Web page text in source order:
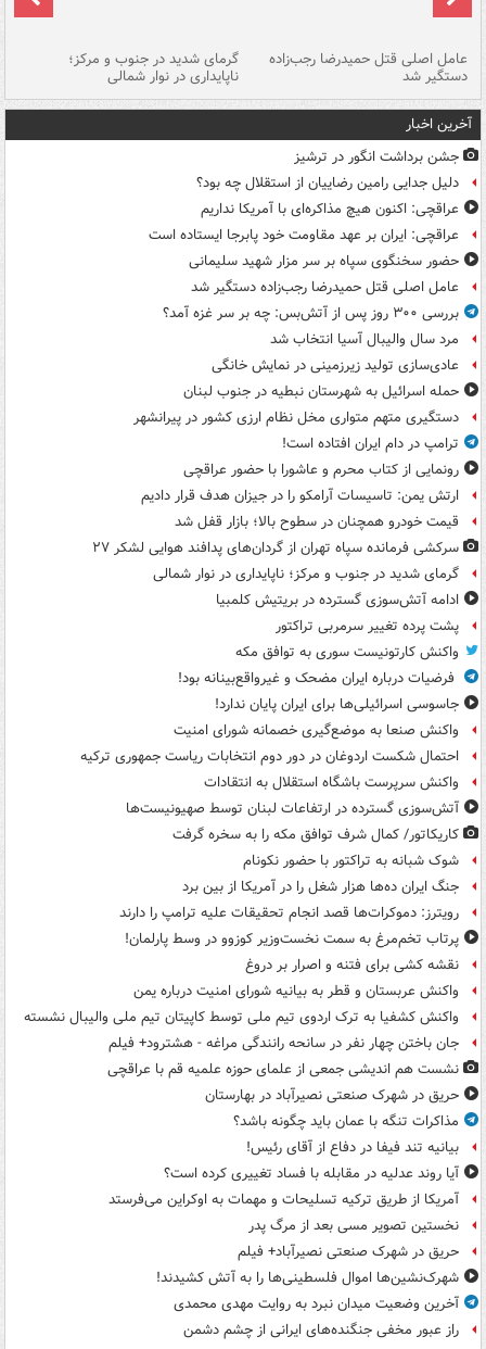
عامل اصلی قتل حمیدرضا رجب‌زاده
دستگیر شد
گرمای شدید در جنوب و مرکز؛
ناپایداری در نوار شمالی
آخرین اخبار
جشن برداشت انگور در ترشیز
دلیل جدایی رامین رضاییان از استقلال چه بود؟
عراقچی: اکنون هیچ مذاکره‌ای با آمریکا نداریم
عراقچی: ایران بر عهد مقاومت خود پابرجا ایستاده است
حضور سخنگوی سپاه بر سر مزار شهید سلیمانی
عامل اصلی قتل حمیدرضا رجب‌زاده دستگیر شد
بررسی ۳۰۰ روز پس از آتش‌بس: چه بر سر غزه آمد؟
مرد سال والیبال آسیا انتخاب شد
عادی‌سازی تولید زیرزمینی در نمایش خانگی
حمله اسرائیل به شهرستان نبطیه در جنوب لبنان
دستگیری متهم متواری مخل نظام ارزی کشور در پیرانشهر
ترامپ در دام ایران افتاده است!
رونمایی از کتاب محرم و عاشورا با حضور عراقچی
ارتش یمن: تاسیسات آرامکو را در جیزان هدف قرار دادیم
قیمت خودرو همچنان در سطوح بالا؛ بازار قفل شد
سرکشی فرمانده سپاه تهران از گردان‌های پدافند هوایی لشکر ۲۷
گرمای شدید در جنوب و مرکز؛ ناپایداری در نوار شمالی
ادامه آتش‌سوزی گسترده در بریتیش کلمبیا
پشت پرده تغییر سرمربی تراکتور
واکنش کارتونیست سوری به توافق مکه
فرضیات درباره ایران مضحک و غیرواقع‌بینانه بود!
جاسوسی اسرائیلی‌ها برای ایران پایان ندارد!
واکنش صنعا به موضع‌گیری خصمانه شورای امنیت
احتمال شکست اردوغان در دور دوم انتخابات ریاست جمهوری ترکیه
واکنش سرپرست باشگاه استقلال به انتقادات
آتش‌سوزی گسترده در ارتفاعات لبنان توسط صهیونیست‌ها
کاریکاتور/ کمال شرف توافق مکه را به سخره گرفت
شوک شبانه به تراکتور با حضور نکونام
جنگ ایران ده‌ها هزار شغل را در آمریکا از بین برد
رویترز: دموکرات‌ها قصد انجام تحقیقات علیه ترامپ را دارند
پرتاب تخم‌مرغ به سمت نخست‌وزیر کوزوو در وسط پارلمان!
نقشه کشی برای فتنه و اصرار بر دروغ
واکنش عربستان و قطر به بیانیه شورای امنیت درباره یمن
واکنش کشفیا به ترک اردوی تیم ملی توسط کاپیتان تیم ملی والیبال نشسته
جان باختن چهار نفر در سانحه رانندگی مراغه - هشترود+ فیلم
نشست هم اندیشی جمعی از علمای حوزه علمیه قم با عراقچی
حریق در شهرک صنعتی نصیرآباد در بهارستان
مذاکرات تنگه با عمان باید چگونه باشد؟
بیانیه تند فیفا در دفاع از آقای رئیس!
آیا روند عدلیه در مقابله با فساد تغییری کرده است؟
آمریکا از طریق ترکیه تسلیحات و مهمات به اوکراین می‌فرستد
نخستین تصویر مسی بعد از مرگ پدر
حریق در شهرک صنعتی نصیرآباد+ فیلم
شهرک‌نشین‌ها اموال فلسطینی‌ها را به آتش کشیدند!
آخرین وضعیت میدان نبرد به روایت مهدی محمدی
راز عبور مخفی جنگنده‌های ایرانی از چشم دشمن